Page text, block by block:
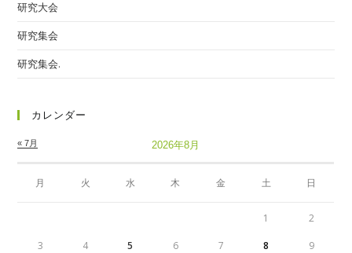
研究大会
研究集会
研究集会.
カレンダー
2026年8月
月 火 水 木 金 土 日
« 7月
1 2
3 4 5 6 7 8 9